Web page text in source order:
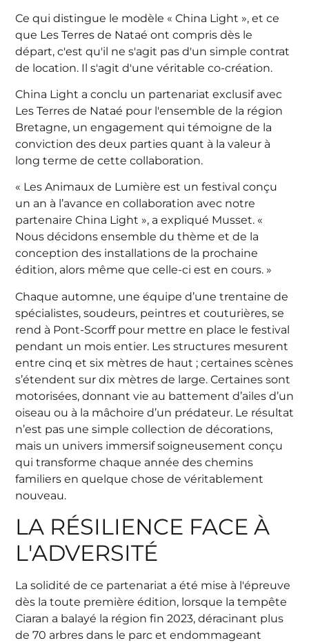
Ce qui distingue le modèle « China Light », et ce
que Les Terres de Nataé ont compris dès le
départ, c'est qu'il ne s'agit pas d'un simple contrat
de location. Il s'agit d'une véritable co-création.
China Light a conclu un partenariat exclusif avec
Les Terres de Nataé pour l'ensemble de la région
Bretagne, un engagement qui témoigne de la
conviction des deux parties quant à la valeur à
long terme de cette collaboration.
« Les Animaux de Lumière est un festival conçu
un an à l’avance en collaboration avec notre
partenaire China Light », a expliqué Musset. «
Nous décidons ensemble du thème et de la
conception des installations de la prochaine
édition, alors même que celle-ci est en cours. »
Chaque automne, une équipe d’une trentaine de
spécialistes, soudeurs, peintres et couturières, se
rend à Pont-Scorff pour mettre en place le festival
pendant un mois entier. Les structures mesurent
entre cinq et six mètres de haut ; certaines scènes
s’étendent sur dix mètres de large. Certaines sont
motorisées, donnant vie au battement d’ailes d’un
oiseau ou à la mâchoire d’un prédateur. Le résultat
n’est pas une simple collection de décorations,
mais un univers immersif soigneusement conçu
qui transforme chaque année des chemins
familiers en quelque chose de véritablement
nouveau.
LA RÉSILIENCE FACE À
L'ADVERSITÉ
La solidité de ce partenariat a été mise à l'épreuve
dès la toute première édition, lorsque la tempête
Ciaran a balayé la région fin 2023, déracinant plus
de 70 arbres dans le parc et endommageant